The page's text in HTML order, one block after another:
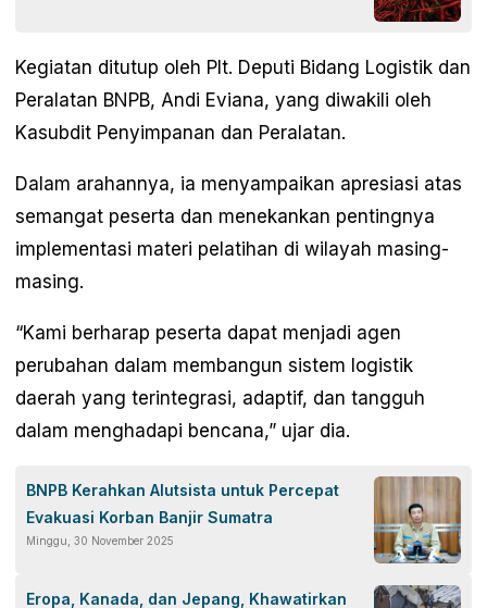
Kegiatan ditutup oleh Plt. Deputi Bidang Logistik dan
Peralatan BNPB, Andi Eviana, yang diwakili oleh
Kasubdit Penyimpanan dan Peralatan.
Dalam arahannya, ia menyampaikan apresiasi atas
semangat peserta dan menekankan pentingnya
implementasi materi pelatihan di wilayah masing-
masing.
“Kami berharap peserta dapat menjadi agen
perubahan dalam membangun sistem logistik
daerah yang terintegrasi, adaptif, dan tangguh
dalam menghadapi bencana,” ujar dia.
BNPB Kerahkan Alutsista untuk Percepat
Evakuasi Korban Banjir Sumatra
Minggu, 30 November 2025
Eropa, Kanada, dan Jepang, Khawatirkan